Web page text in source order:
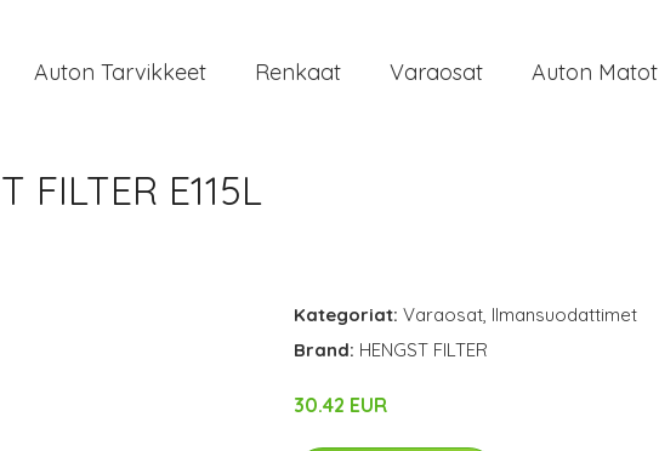
Auton Tarvikkeet Renkaat Varaosat Auton Matot
FILTER E115L
Kategoriat: Varaosat, Ilmansuodattimet
Brand: HENGST FILTER
30.42 EUR